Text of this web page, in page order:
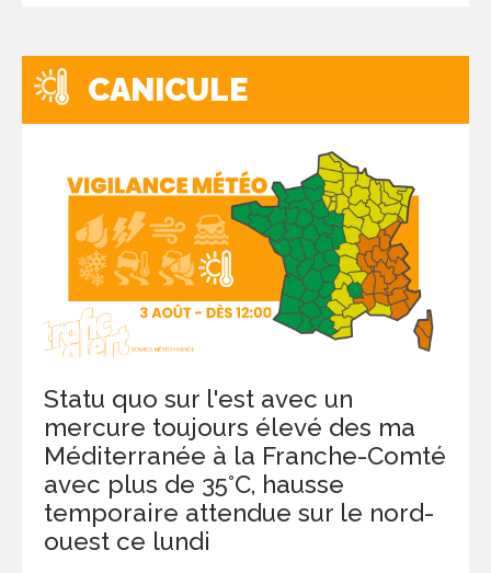
CANICULE
Statu quo sur l'est avec un
mercure toujours élevé des ma
Méditerranée à la Franche-Comté
avec plus de 35°C, hausse
temporaire attendue sur le nord-
ouest ce lundi